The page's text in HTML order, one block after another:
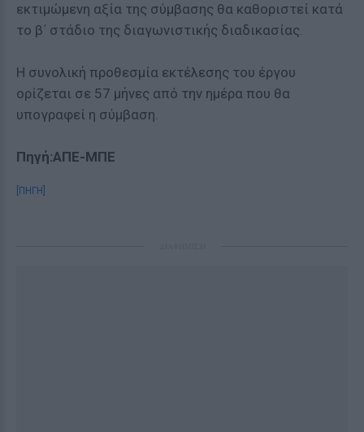
εκτιμώμενη αξία της σύμβασης θα καθοριστεί κατά
το β΄ στάδιο της διαγωνιστικής διαδικασίας.
Η συνολική προθεσμία εκτέλεσης του έργου
ορίζεται σε 57 μήνες από την ημέρα που θα
υπογραφεί η σύμβαση.
Πηγή:ΑΠΕ-ΜΠΕ
[ΠΗΓΗ]